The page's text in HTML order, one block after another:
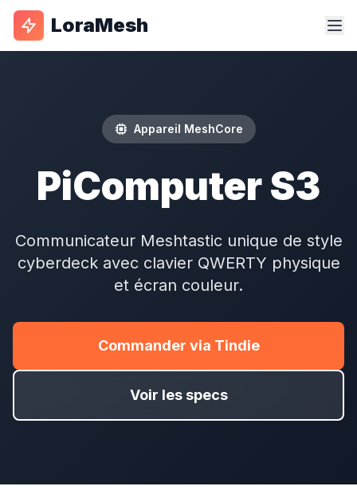
LoraMesh
Appareil MeshCore
PiComputer S3
Communicateur Meshtasticunique de style
cyberdeck avec clavier QWERTY physique
et écran couleur.
Commander via Tindie
Voir les specs